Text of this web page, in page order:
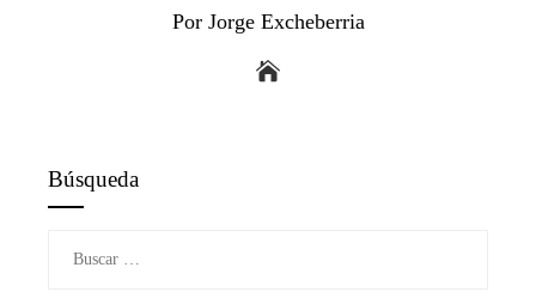
Por Jorge Excheberria
Búsqueda